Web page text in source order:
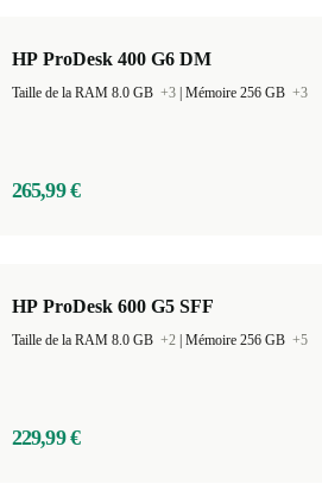
HP ProDesk 400 G6 DM
Taille de la RAM 8.0 GB +3 Mémoire 256 GB +3
265,99 €
HP ProDesk 600 G5 SFF
Taille de la RAM 8.0 GB +2 Mémoire 256 GB +5
229,99 €